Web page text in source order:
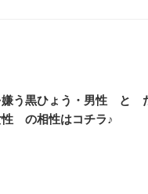
嫌う黒ひょう・男性 と
性 の相性はコチラ♪